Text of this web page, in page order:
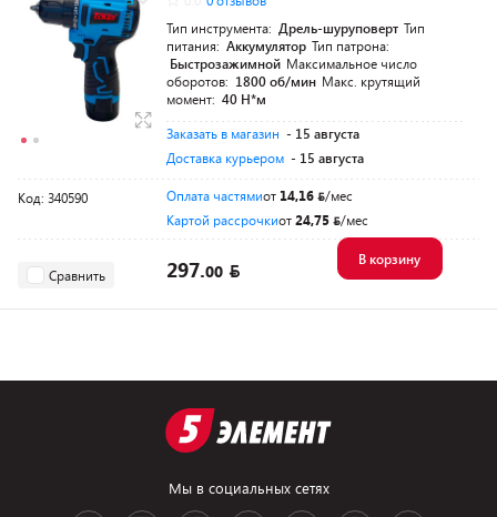
Тип инструмента: Дрель-шуруповерт Тип
питания: Аккумулятор Тип патрона:
Быстрозажимной Максимальное число
оборотов: 1800 об/мин Макс. крутящий
момент: 40 Н*м
Заказать в магазин - 15 августа
Доставка курьером - 15 августа
Код: 340590 Оплата частямиот 14,16
/мес
Картой рассрочкиот24,75 /мес
Сравнить 297.00
В корзину
Мы в социальных сетях